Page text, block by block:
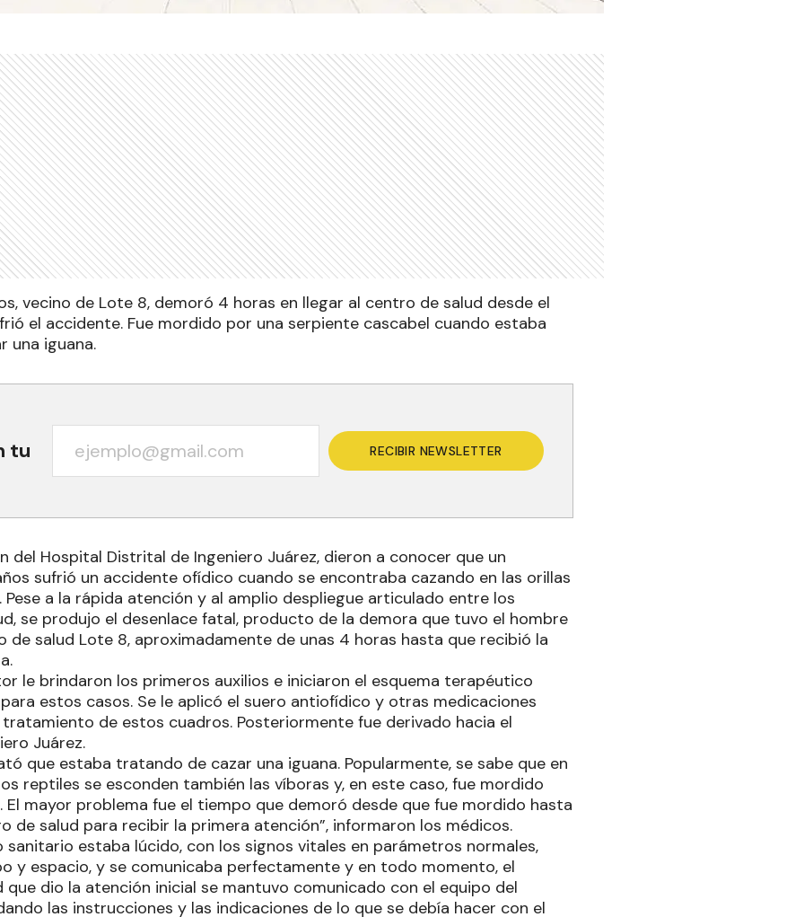
vecino de Lote 8, demoró 4 horas en llegar al centro de salud desde el
el accidente. Fue mordido por una serpiente cascabel cuando estaba
una iguana.
tu RECIBIR NEWSLETTER
del Hospital Distrital de Ingeniero Juárez, dieron a conocer que un
sufrió un accidente ofídico cuando se encontraba cazando en las orillas
Pese a la rápida atención y al amplio despliegue articulado entre los
se produjo el desenlace fatal, producto de la demora que tuvo el hombre
de salud Lote 8, aproximadamente de unas 4 horas hasta que recibió la
le brindaron los primeros auxilios e iniciaron el esquema terapéutico
estos casos. Se le aplicó el suero antiofídico y otras medicaciones
de estos cuadros. Posteriormente fue derivado hacia el
Juárez.
que estaba tratando de cazar una iguana. Popularmente, se sabe que en
reptiles se esconden también las víboras y, en este caso, fue mordido
El mayor problema fue el tiempo que demoró desde que fue mordido hasta
de salud para recibir la primera atención”, informaron los médicos.
sanitario estaba lúcido, con los signos vitales en parámetros normales,
y espacio, y se comunicaba perfectamente y en todo momento, el
que dio la atención inicial se mantuvo comunicado con el equipo del
las instrucciones y las indicaciones de lo que se debía hacer con el